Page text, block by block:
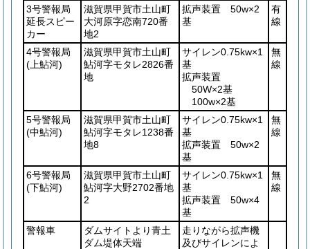
3号警報局
延長スピー
カー
滋賀県甲賀市土山町
大河原字恋南720番
地2
拡声装置 50w×2
基
有
線
4号警報局
(上鮎河)
滋賀県甲賀市土山町
鮎河字モタレ2826番
地
サイレン0.75kw×1
基
拡声装置
50W×2基
100w×2基
無
線
5号警報局
(中鮎河)
滋賀県甲賀市土山町
鮎河字モタレ1238番
地8
サイレン0.75kw×1
基
拡声装置 50w×2
基
無
線
6号警報局
(下鮎河)
滋賀県甲賀市土山町
鮎河字大野2702番地
2
サイレン0.75kw×1
基
拡声装置 50w×4
基
無
線
警報車
ダムサイトより青土
ダム堤体天端
走りながら拡声機
及びサイレンによ